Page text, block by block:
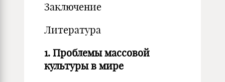
Заключение
Литература
1. Проблемы массовой
культуры в мире